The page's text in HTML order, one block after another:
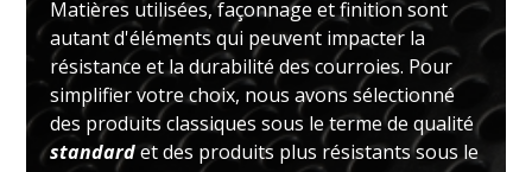
Matières utilisées, façonnage et finition sont
autant d'éléments qui peuvent impacter la
résistance et la durabilité des courroies. Pour
simplifier votre choix, nous avons sélectionné
des produits classiques sous le terme de qualité
standardet des produits plus résistants sous le